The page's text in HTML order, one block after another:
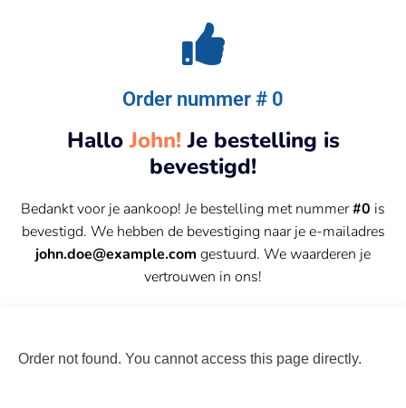
Order nummer # 0
HalloJohn! Je bestelling is
bevestigd!
Bedankt voor je aankoop! Je bestelling met nummer#0 is
bevestigd. We hebben de bevestiging naar je e-mailadres
john.doe@example.com gestuurd. We waarderen je
vertrouwen in ons!
Order not found. You cannot access this page directly.